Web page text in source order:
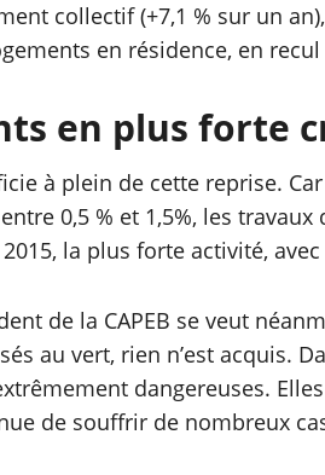
collectif (+7,1 % sur un
en résidence, en
en plus forte
à plein de cette reprise.
0,5 % et 1,5%, les
la plus forte activité,
de la CAPEB se veut
au vert, rien n’est acquis.
dangereuses.
de souffrir de nombreux